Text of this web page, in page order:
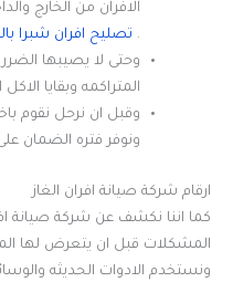
الافران من الخارج
. تصليح افران شبرا
وحتى لا يصيبها
المتراكمه وبقايا
وقبل ان نرحل نقوم
ونوفر فتره الضمان
ارقام شركة صيانة افران الغاز
كما اننا نكشف عن شركة صيانة
المشكلات قبل ان يتعرض لها
ونستخدم الادوات الحديثه